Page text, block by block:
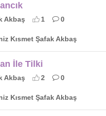
Akbaş 1
0
Kısmet Şafak Akbaş
İle Tilki
Akbaş 2
0
Kısmet Şafak Akbaş